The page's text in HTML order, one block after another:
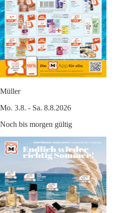
Müller
Mo. 3.8. - Sa. 8.8.2026
Noch bis morgen gültig